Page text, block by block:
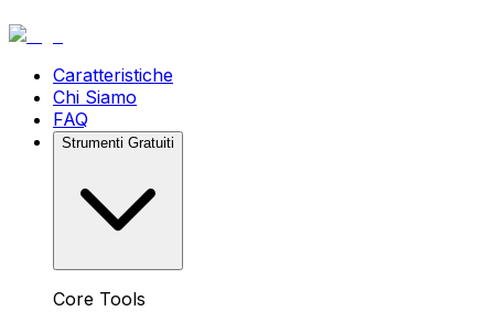
Caratteristiche
Chi Siamo
FAQ
Strumenti Gratuiti
Core Tools